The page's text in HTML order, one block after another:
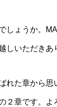
しょうか。
しいただきあ
れた章から
２章です。よ